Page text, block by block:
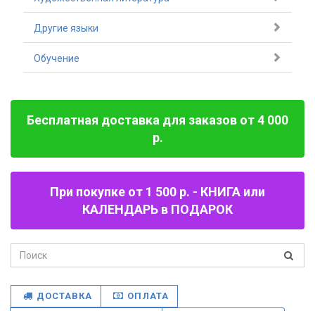
Другие языки
Обучение
Бесплатная доставка для заказов от 4 000
р.
При покупке от 1 500 р. - КНИГА или
КАЛЕНДАРЬ в ПОДАРОК
ДОСТАВКА ОПЛАТА